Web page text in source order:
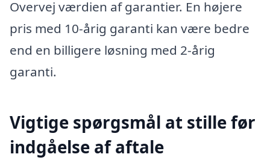
Overvej værdien af garantier. En højere
pris med 10-årig garanti kan være bedre
end en billigere løsning med 2-årig
garanti.
Vigtige spørgsmål at stille før
indgåelse af aftale